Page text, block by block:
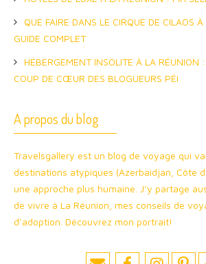
QUE FAIRE DANS LE CIRQUE DE CILAOS
GUIDE COMPLET
HÉBERGEMENT INSOLITE À LA RÉUNION
COUP DE CŒUR DES BLOGUEURS PÉI
A propos du blog
Travelsgallery est un blog de voyage qui
destinations atypiques (Azerbaidjan, Côte
une approche plus humaine. J’y partage
de vivre à La Réunion, mes conseils de
d’adoption. Découvrez mon portrait!